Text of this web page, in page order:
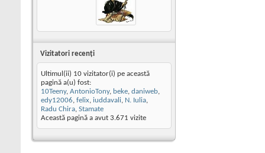
Vizitatori recenţi
Ultimul(ii) 10 vizitator(i) pe această
pagină a(u) fost:
10Teeny, AntonioTony, beke, daniweb,
edy12006, felix, iuddavali, N. Iulia,
Radu Chira, Stamate
Această pagină a avut 3.671 vizite